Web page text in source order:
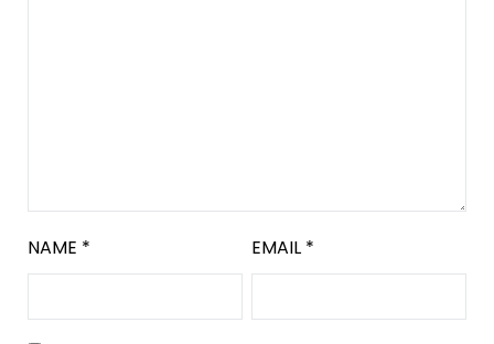
NAME * EMAIL *